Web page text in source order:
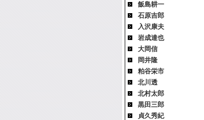
飯島耕一
石原吉郎
入沢康夫
岩成達也
大岡信
岡井隆
粕谷栄市
北川透
北村太郎
黒田三郎
貞久秀紀